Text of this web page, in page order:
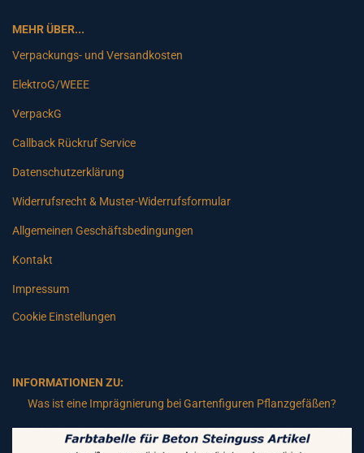
MEHR ÜBER...
Verpackungs- und Versandkosten
ElektroG/WEEE
VerpackG
Callback Rückruf Service
Datenschutzerklärung
Widerrufsrecht & Muster-Widerrufsformular
Allgemeinen Geschäftsbedingungen
Kontakt
Impressum
Cookie Einstellungen
INFORMATIONEN ZU:
Was ist eine Imprägnierung bei Gartenfiguren Pflanzgefäßen?